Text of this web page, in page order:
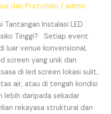
dan Portofolio /admin
Tantangan Instalasi LED
Tinggi? Setiap event
luar venue konvensional,
screen yang unik dan
di led screen lokasi sulit,
air, atau di tengah kondisi
lebih daripada sekadar
rekayasa struktural dan